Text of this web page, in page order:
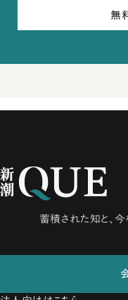
無
蓄積された知と、